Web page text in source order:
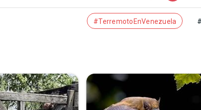
#TerremotoEnVenezuela